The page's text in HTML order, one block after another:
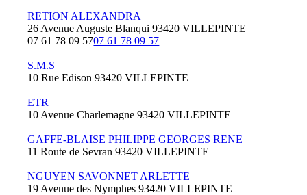
RETION ALEXANDRA
26 Avenue Auguste Blanqui 93420 VILLEPINTE
07 61 78 09 5707 61 78 09 57
S.M.S
10 Rue Edison 93420 VILLEPINTE
ETR
10 Avenue Charlemagne 93420 VILLEPINTE
GAFFE-BLAISE PHILIPPE GEORGES RENE
11 Route de Sevran 93420 VILLEPINTE
NGUYEN SAVONNET ARLETTE
19 Avenue des Nymphes 93420 VILLEPINTE